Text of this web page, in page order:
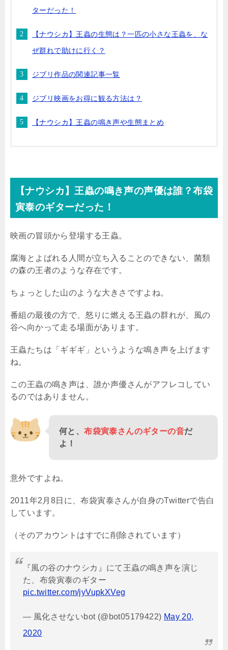
ターだった！
【ナウシカ】王蟲の生態は？一匹の小さな王蟲を、な
ぜ群れで助けに行く？
ジブリ作品の関連記事一覧
ジブリ映画をお得に観る方法は？
【ナウシカ】王蟲の鳴き声や生態まとめ
【ナウシカ】王蟲の鳴き声の声優は誰？布袋
寅泰のギターだった！
映画の冒頭から登場する王蟲。
腐海とよばれる人間が立ち入ることのできない、菌類
の森の王者のような存在です。
ちょっとした山のような大きさですよね。
番組の最後の方で、怒りに燃える王蟲の群れが、風の
谷へ向かって走る場面があります。
王蟲たちは「ギギギ」というような鳴き声を上げます
ね。
この王蟲の鳴き声は、誰か声優さんがアフレコしてい
るのではありません。
何と、布袋寅泰さんのギターの音だ
よ！
意外ですよね。
2011年2月8日に、布袋寅泰さんが自身のTwitterで告白
しています。
（そのアカウントはすでに削除されています）
『風の谷のナウシカ』にて王蟲の鳴き声を演じ
た、布袋寅泰のギター
pic.twitter.com/jyVupkXVeg
— 風化させないbot (@bot05179422) May 20,
2020